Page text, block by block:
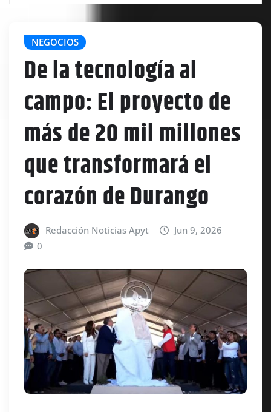
NEGOCIOS
De la tecnología al
campo: El proyecto de
más de 20 mil millones
que transformará el
corazón de Durango
Redacción Noticias Apyt
Jun 9, 2026
0